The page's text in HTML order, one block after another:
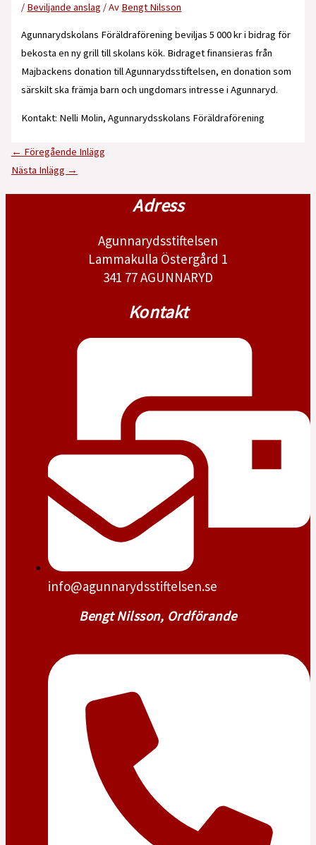
/ Beviljande anslag / Av Bengt Nilsson
Agunnarydskolans Föräldraförening beviljas 5 000 kr i bidrag för
bekosta en ny grill till skolans kök. Bidraget finansieras från
Majbackens donation till Agunnarydsstiftelsen, en donation som
särskilt ska främja barn och ungdomars intresse i Agunnaryd.
Kontakt: Nelli Molin, Agunnarydsskolans Föräldraförening
← Föregående Inlägg
Nästa Inlägg →
Adress
Agunnarydsstiftelsen
Lammakulla Östergård 1
341 77 AGUNNARYD
Kontakt
info@agunnarydsstiftelsen.se
Bengt Nilsson, Ordförande